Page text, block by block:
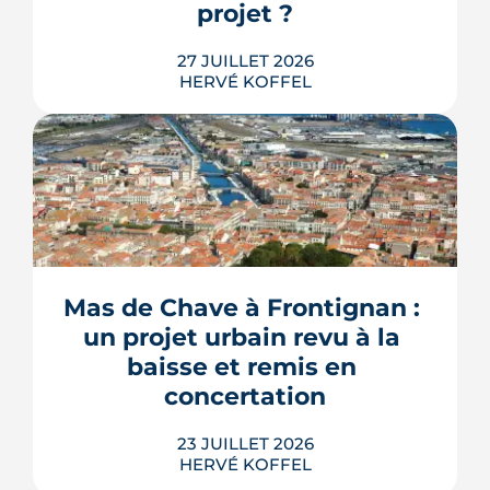
projet ?
27 JUILLET 2026
HERVÉ KOFFEL
Construire une piscine sur son propre
terrain n'a rien d'un droit acquis. Entre
les règles du PLU et les arrêtés
sécheresse, plusieurs mécanismes
peuvent bloquer le bassin, ou son
remplissage.
LIRE L'ARTICLE
Mas de Chave à Frontignan :
un projet urbain revu à la
baisse et remis en
concertation
23 JUILLET 2026
HERVÉ KOFFEL